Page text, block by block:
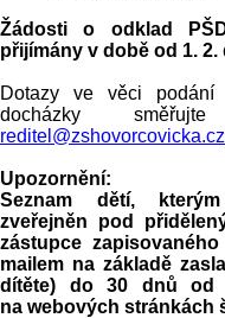
Žádosti o odklad
přijímány v době od 1. 2.
Dotazy ve věci
docházky
reditel@zshovorcovicka.cz
Upozornění:
Seznam dětí,
zveřejněn pod
zástupce
mailem na základě
dítěte) do 30 dnů od
na webových stránkách